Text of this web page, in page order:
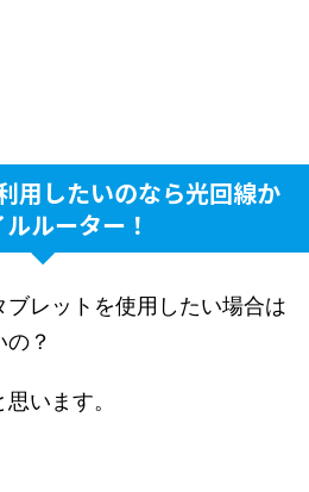
用したいのなら光回線か
ルーター！
レットを使用したい場合は
？
います。